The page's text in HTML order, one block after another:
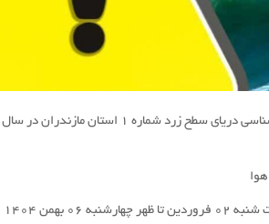
شماره 1 استان مازندران در سال ۱۴۰۴
06 بهمن 1404